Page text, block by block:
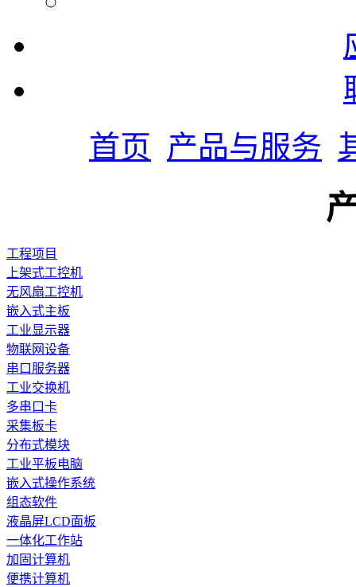
首页 产品与服务
工程项目
上架式工控机
无风扇工控机
嵌入式主板
工业显示器
物联网设备
串口服务器
工业交换机
多串口卡
采集板卡
分布式模块
工业平板电脑
嵌入式操作系统
组态软件
液晶屏LCD面板
一体化工作站
加固计算机
便携计算机